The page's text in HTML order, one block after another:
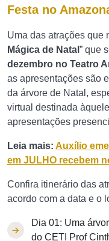
Festa no
Uma das atrações que
Mágica de Natal ” que
dezembro no Teatro
as apresentações são
da árvore de Natal,
virtual destinada
apresentações
Leia mais: Auxílio
em JULHO recebem
Confira itinerário das
acordo com a data e o
Dia 01: Uma
do CETI Prof